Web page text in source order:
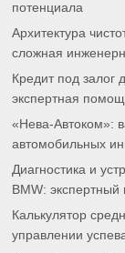
потенциала
Архитектура
сложная
Кредит под залог
экспертная
«Нева-Автоком»:
автомобильных
Диагностика и
BMW:
Калькулятор
управлении